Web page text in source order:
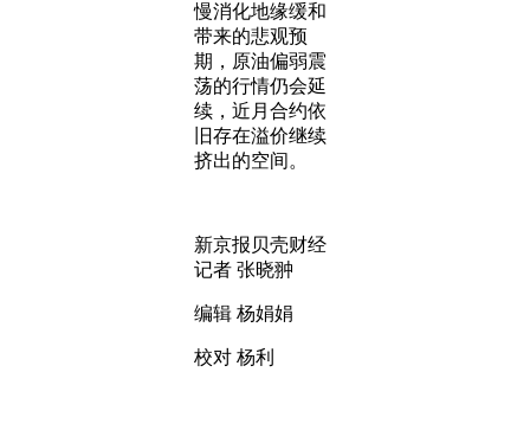
慢消化地缘缓和
带来的悲观预
期，原油偏弱震
荡的行情仍会延
续，近月合约依
旧存在溢价继续
挤出的空间。
新京报贝壳财经
记者 张晓翀
编辑 杨娟娟
校对 杨利